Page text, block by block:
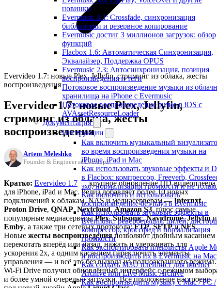
новинки
Evermusic 3.1: Crossfade, синхронизация
библиотеки и резервное копирование
Evermusic достиг 3 миллионов загрузок: обзор
функций
Flacbox 1.6: Автоматическая Синхронизация,
Эквалайзер, Поддержка OPUS
Evermusic 2.3: Автосинхронизация, позиция
воспроизведения и теги
Потоковое воспроизведение музыки из
хранилища на iPhone с Evermusic
Потоковое воспроизведение аудио в iOS с
AVAssetResourceLoader
Документация
Инструкции
Как включить музыкальный
во время воспроизведения музыки на
iPhone, iPad и Mac
Как использовать звуковые эффекты и
в Flacbox: компрессор, Freeverb,
эхо, нормализация громкости и не
Как включить и использовать
воспроизведение без пауз в Evermusic
Как использовать звуковые эффекты в
Evermusic: реверберация, дилей,
компрессор, кроссфид и нормализация
громкости
Как экспортировать плейлисты Apple
и воспроизводить их в Evermusic на Mac
Как создать M3U плейлист для Internet
Archive или Live Music Archive
Как воспроизводить музыку с Mac / PC /
Evervideo 1.7: новые Plex, Jellyfin, стриминг из облака, жесты
воспроизведения
Evervideo 1.7: новые Plex, Jellyfin,
стриминг из облака, жесты
воспроизведения
Artem Meleshko
Founder & Engineer at Everappz
Кратко: Evervideo 1.7 — крупное обновление HD-видеоплеера
для iPhone, iPad и Mac. Релиз добавляет более 10 новых
подключений к облакам, NAS и медиасерверам —Internxt,
Proton Drive, QNAP, Nextcloud,Amazon S3, плюс самые
популярные медиасерверыPlex,Subsonic,Navidrome,Jellyfinи
Emby, а также три сетевых протокола:FTP,SFTPиNFS.
Новые жесты воспроизведенияпозволяют двойным касанием
перемотать вперёд или назад, нажать и удерживать для
ускорения 2x, а одним касанием переключить элементы
управления — и всё это без выхода из полноэкранного режима.
Wi-Fi Drive получил обновлённый интерфейс с режимом
и более умной очередью загрузки. Всё приложение настроено